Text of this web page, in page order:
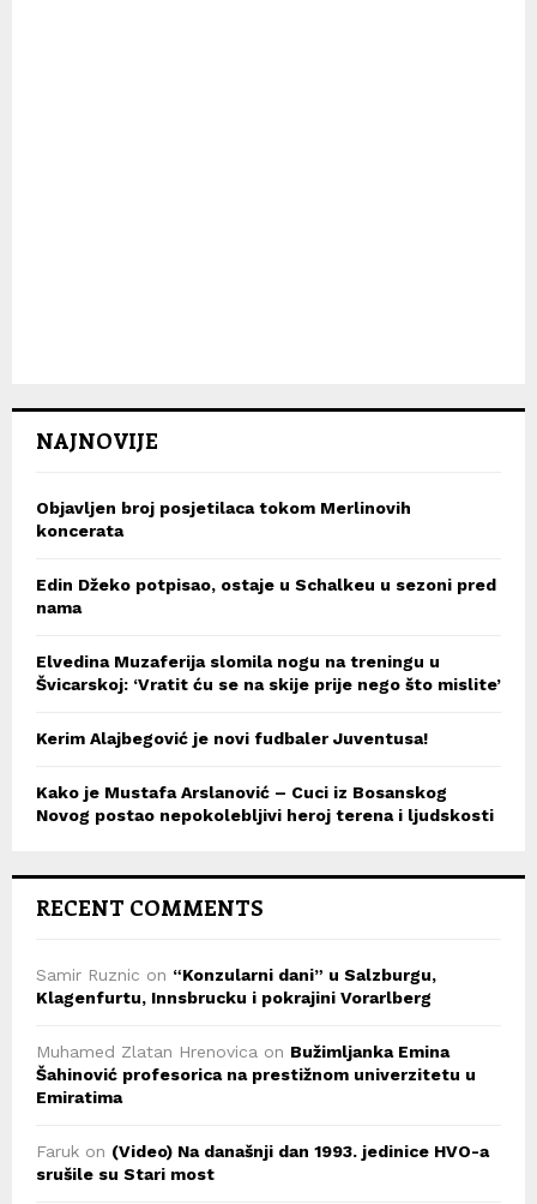
NAJNOVIJE
Objavljen broj posjetilaca tokom Merlinovih
koncerata
Edin Džeko potpisao, ostaje u Schalkeu u sezoni pred
nama
Elvedina Muzaferija slomila nogu na treningu u
Švicarskoj: ‘Vratit ću se na skije prije nego što mislite’
Kerim Alajbegović je novi fudbaler Juventusa!
Kako je Mustafa Arslanović – Cuci iz Bosanskog
Novog postao nepokolebljivi heroj terena i ljudskosti
RECENT COMMENTS
Samir Ruznic on “Konzularni dani” u Salzburgu,
Klagenfurtu, Innsbrucku i pokrajini Vorarlberg
Muhamed Zlatan Hrenovica on Bužimljanka Emina
Šahinović profesorica na prestižnom univerzitetu u
Emiratima
Faruk on (Video) Na današnji dan 1993. jedinice HVO-a
srušile su Stari most